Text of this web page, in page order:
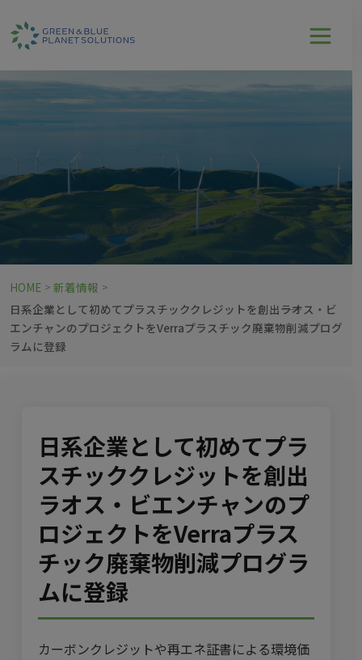
HOME > 新着情報 >
日系企業として初めてプラスチッククレジットを創出――ラオス・ビ
エンチャンのプロジェクトをVerraプラスチック廃棄物削減プログ
ラムに登録
日系企業として初めてプラ
スチッククレジットを創出――
ラオス・ビエンチャンのプ
ロジェクトをVerraプラス
チック廃棄物削減プログラ
ムに登録
カーボンクレジットや再エネ証書による環境価